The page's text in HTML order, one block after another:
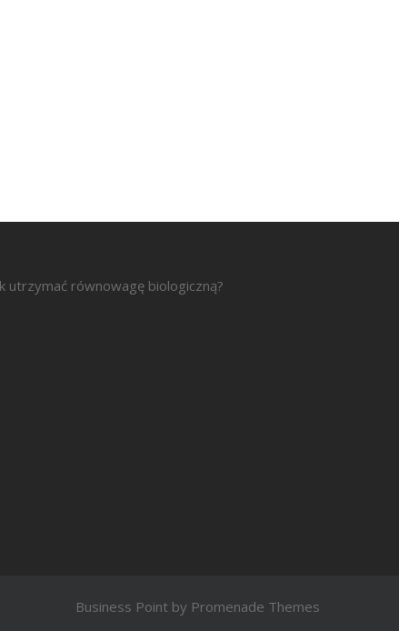
utrzymać równowagę biologiczną?
Business Point by Promenade Themes